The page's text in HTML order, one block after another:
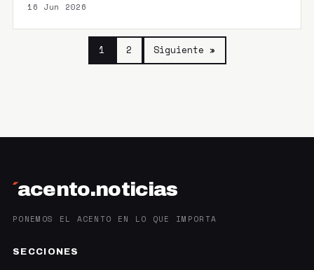
16 Jun 2026
1 2 Siguiente »
´acento.noticias
PONEMOS EL ACENTO EN LO QUE IMPORTA
SECCIONES